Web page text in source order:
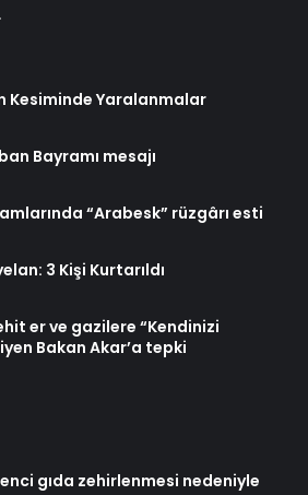
Kesiminde Yaralanmalar
Bayramı mesajı
“Arabesk” rüzgârı esti
3 Kişi Kurtarıldı
er ve gazilere “Kendinizi
Bakan Akar’a tepki
gıda zehirlenmesi nedeniyle